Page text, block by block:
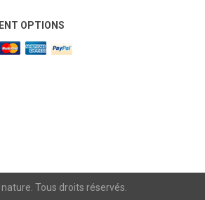
OPTIONS
Tous droits réservés.